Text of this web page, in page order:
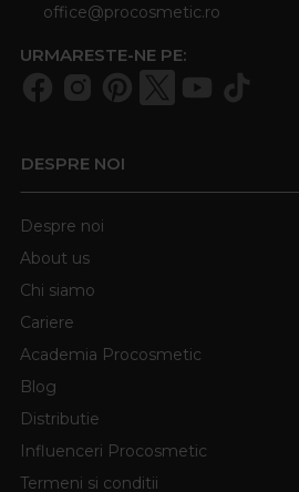
office@procosmetic.ro
URMARESTE-NE PE:
DESPRE NOI
Despre noi
About us
Chi siamo
Cariere
Academia Procosmetic
Blog
Distributie
Influenceri Procosmetic
Termeni si conditii